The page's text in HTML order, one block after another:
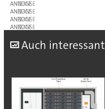
ANZEIGE
ANZEIGE
ANZEIGE
ANZEIGE
Auch interessant